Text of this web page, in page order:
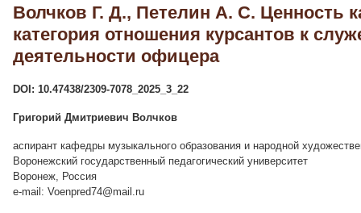
Волчков Г. Д., Петелин А. С. Ценность
категория отношения курсантов к
деятельности офицера
DOI: 10.47438/2309-7078_2025_3_22
Григорий Дмитриевич Волчков
аспирант кафедры музыкального образования и народной
Воронежский государственный педагогический университет
Воронеж, Россия
e-mail: Voenpred74@mail.ru